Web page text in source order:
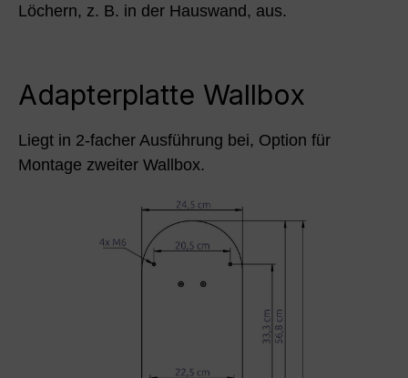
Löchern, z. B. in der Hauswand, aus.
Adapterplatte Wallbox
Liegt in 2-facher Ausführung bei, Option für
Montage zweiter Wallbox.